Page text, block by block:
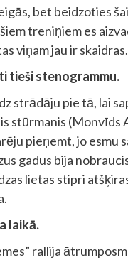
bet beidzoties
treniņiem es
viņam jau ir skaidras.
tieši stenogrammu.
strādāju pie tā, lai
stūrmanis (Monvīds
pieņemt, jo esmu
gadus bija
lietas stipri
laikā.
rallija